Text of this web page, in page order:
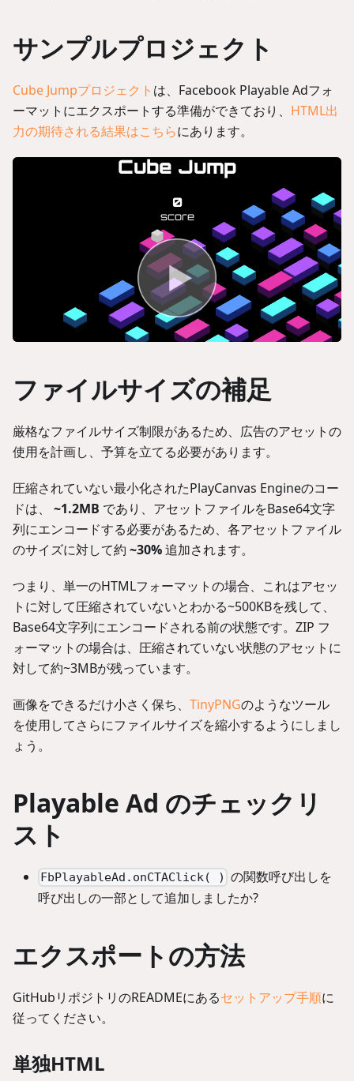
サンプルプロジェクト
Cube Jumpプロジェクト は、Facebook Playable Adフォ
ーマットにエクスポートする準備ができており、 HTML出
力の期待される結果はこちらにあります。
ファイルサイズの補足
厳格なファイルサイズ制限があるため、広告のアセットの
使用を計画し、予算を立てる必要があります。
圧縮されていない最小化されたPlayCanvas Engineのコー
ドは、 ~1.2MB であり、アセットファイルをBase64文字
列にエンコードする必要があるため、各アセットファイル
のサイズに対して約 ~30%追加されます。
つまり、単一のHTMLフォーマットの場合、これはアセッ
トに対して圧縮されていないとわかる~500KBを残して、
Base64文字列にエンコードされる前の状態です。ZIP フ
ォーマットの場合は、圧縮されていない状態のアセットに
対して約~3MBが残っています。
画像をできるだけ小さく保ち、 TinyPNGのようなツール
を使用してさらにファイルサイズを縮小するようにしまし
ょう。
Playable Ad のチェックリ
スト
FbPlayableAd.onCTAClick( ) の関数呼び出しを
呼び出しの一部として追加しましたか?
エクスポートの方法
GitHubリポジトリのREADMEにあるセットアップ手順に
従ってください。
単独HTML